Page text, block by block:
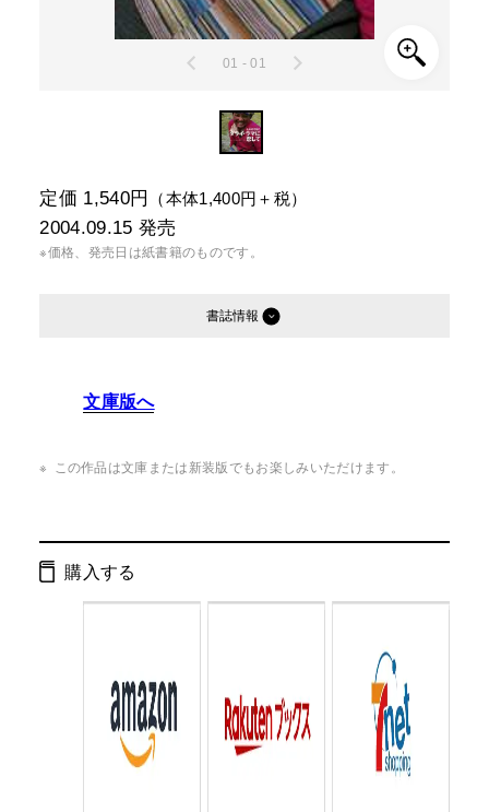
01 - 01
定価 1,540円 （本体1,400円＋税）
2004.09.15 発売
※価格、発売日は紙書籍のものです。
書誌情報
ISBN： 9784344006751
文庫版へ
この作品は文庫または新装版でもお楽しみいただけます。
購入する